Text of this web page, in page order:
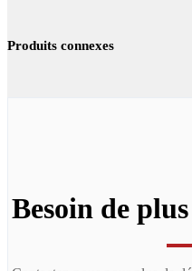
Produits connexes
Besoin de